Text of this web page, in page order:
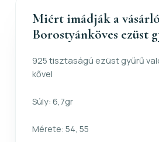
Miért imádják a
Borostyánköves ezüst
925 tisztaságú ezüst gyűrű
kővel
Súly: 6,7gr
Mérete: 54, 55